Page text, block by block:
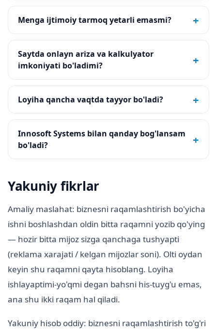
Menga ijtimoiy tarmoq yetarli emasmi? +
Saytda onlayn ariza va kalkulyator
imkoniyati bo'ladimi?
+
Loyiha qancha vaqtda tayyor bo'ladi? +
Innosoft Systems bilan qanday bog'lansam
bo'ladi?
+
Yakuniy fikrlar
Amaliy maslahat: biznesni raqamlashtirish bo'yicha
ishni boshlashdan oldin bitta raqamni yozib qo'ying
— hozir bitta mijoz sizga qanchaga tushyapti
(reklama xarajati / kelgan mijozlar soni). Olti oydan
keyin shu raqamni qayta hisoblang. Loyiha
ishlayaptimi-yo'qmi degan bahsni his-tuyg'u emas,
ana shu ikki raqam hal qiladi.
Yakuniy hisob oddiy: biznesni raqamlashtirish to'g'ri